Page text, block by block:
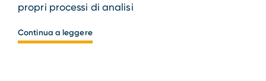
propri processi di analisi
Continua a leggere